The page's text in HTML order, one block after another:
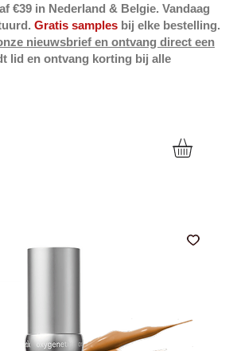
€39 in Nederland & Belgie. Vandaag
Gratis samples bij elke bestelling.
nieuwsbrief en ontvang direct een
lid en ontvang korting bij alle